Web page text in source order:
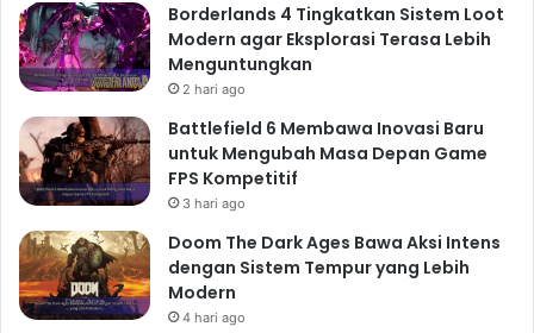
Borderlands 4 Tingkatkan Sistem Loot
Modern agar Eksplorasi Terasa Lebih
Menguntungkan
2 hari ago
Battlefield 6 Membawa Inovasi Baru
untuk Mengubah Masa Depan Game
FPS Kompetitif
3 hari ago
Doom The Dark Ages Bawa Aksi Intens
dengan Sistem Tempur yang Lebih
Modern
4 hari ago